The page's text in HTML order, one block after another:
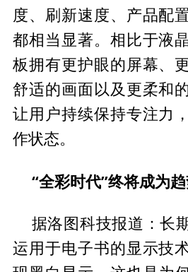
度、刷新速度、产品配
都相当显著。相比于液
板拥有更护眼的屏幕、
舒适的画面以及更柔和
让用户持续保持专注力
作状态。
“全彩时代”终将成为
据洛图科技报道：长
运用于电子书的显示技